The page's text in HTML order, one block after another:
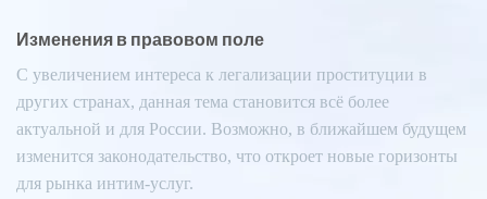
Изменения в правовом поле
С увеличением интереса к легализации проституции в
других странах, данная тема становится всё более
актуальной и для России. Возможно, в ближайшем будущем
изменится законодательство, что откроет новые горизонты
для рынка интим-услуг.